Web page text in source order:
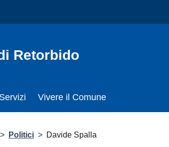
Retorbido
Servizi Vivere il Comune
> Politici > Davide Spalla